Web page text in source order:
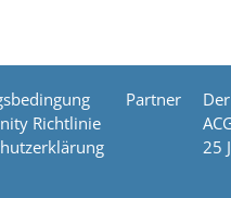
Richtlinie
Partner
25